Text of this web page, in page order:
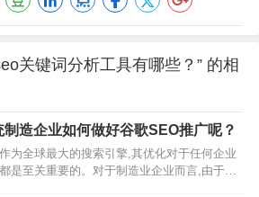
关键词分析工具有哪些？” 的相
制造企业如何做好谷歌SEO推广呢？
为全球最大的搜索引擎,其优化对于任何企业
是至关重要的。对于制造业企业而言,由于产